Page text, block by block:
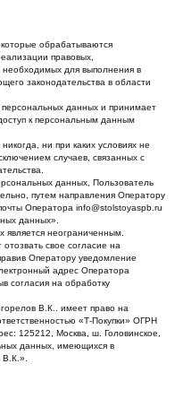
обрабатываются
правовых,
для выполнения в
законодательства в области
данных и принимает
к персональным данным
ни при каких условиях не
случаев, связанных с
данных, Пользователь
путем направления Оператору
Оператора info@stolstoyaspb.ru
данных».
является неограниченным.
свое согласие на
Оператору уведомление
адрес Оператора
согласия на обработку
В.К.. имеет право на
«Т-Покупки» ОГРН
125212, Москва, ш. Головинское,
данных, имеющихся в